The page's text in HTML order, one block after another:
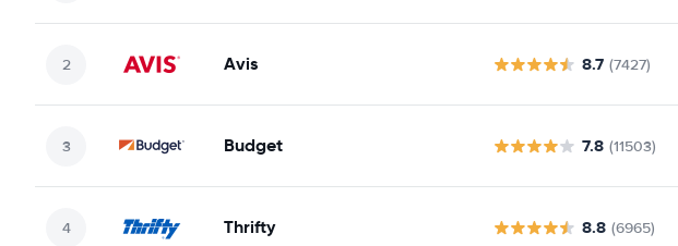
Avis 8.7 (7427)
Budget 7.8 (11503)
Thrifty 8.8 (6965)